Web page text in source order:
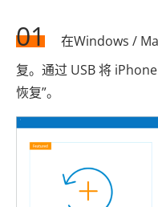
01
在Windows /
复。通过 USB 将
恢复”。